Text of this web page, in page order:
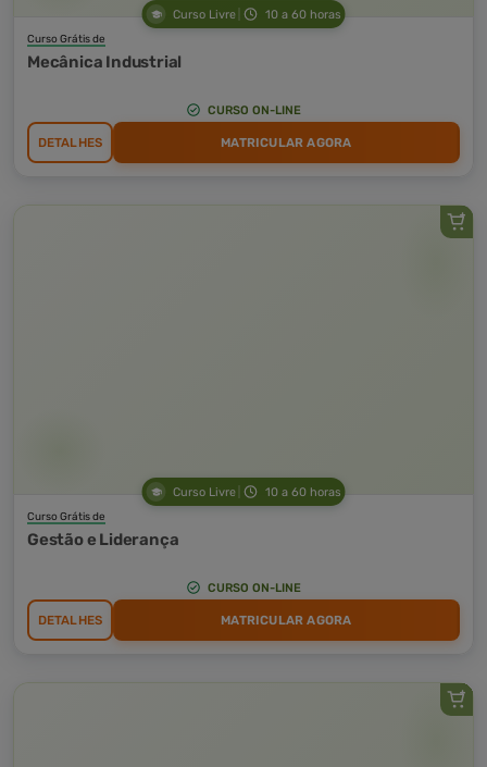
Curso Livre 10 a 60 horas
Curso Grátis de
Mecânica Industrial
CURSO ON-LINE
DETALHES MATRICULAR AGORA
Curso Livre 10 a 60 horas
Curso Grátis de
Gestão e Liderança
CURSO ON-LINE
DETALHES MATRICULAR AGORA